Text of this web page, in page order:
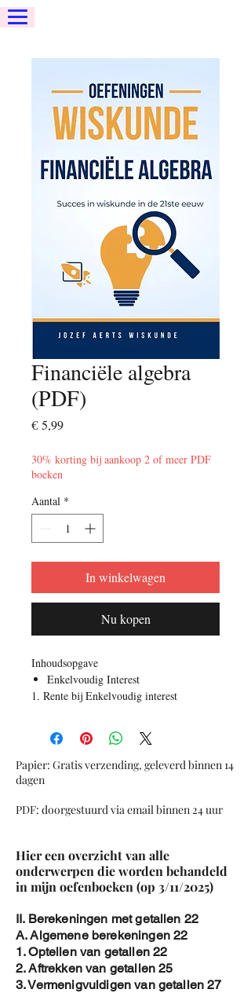
Financiële algebra
(PDF)
€ 5,99Prijs
30% korting bij aankoop 2 of meer PDF
boeken
Aantal *
In winkelwagen
Nu kopen
Inhoudsopgave
Enkelvoudig Interest
1. Rente bij Enkelvoudig interest
komma )
2. Sparen met enkelvoudig interest
Samengesteld Interest
1. Rente bij samengesteld interest
komma )
Lenen met vaste termijnbedrag ( met
TI84)
Lenen met vaste kapitaalsaflossing
Lenen met eenmalige
kapitaalsaflossing
Overzichtsoefeningen Financiele
Algebra
Papier: Gratis verzending, geleverd binnen 14
dagen
PDF: doorgestuurd via email binnen 24 uur
Hier een overzicht van alle
onderwerpen die worden behandeld
in mijn oefenboeken (op 3/11/2025)
II. Berekeningen met getallen 22
A. Algemene berekeningen 22
1. Optellen van getallen 22
2. Aftrekken van getallen 25
3. Vermenigvuldigen van getallen 27